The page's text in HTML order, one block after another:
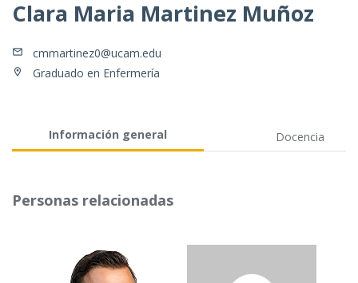
Clara Maria Martinez Muñoz
cmmartinez0@ucam.edu
Graduado en Enfermería
Información general Docencia
Personas relacionadas